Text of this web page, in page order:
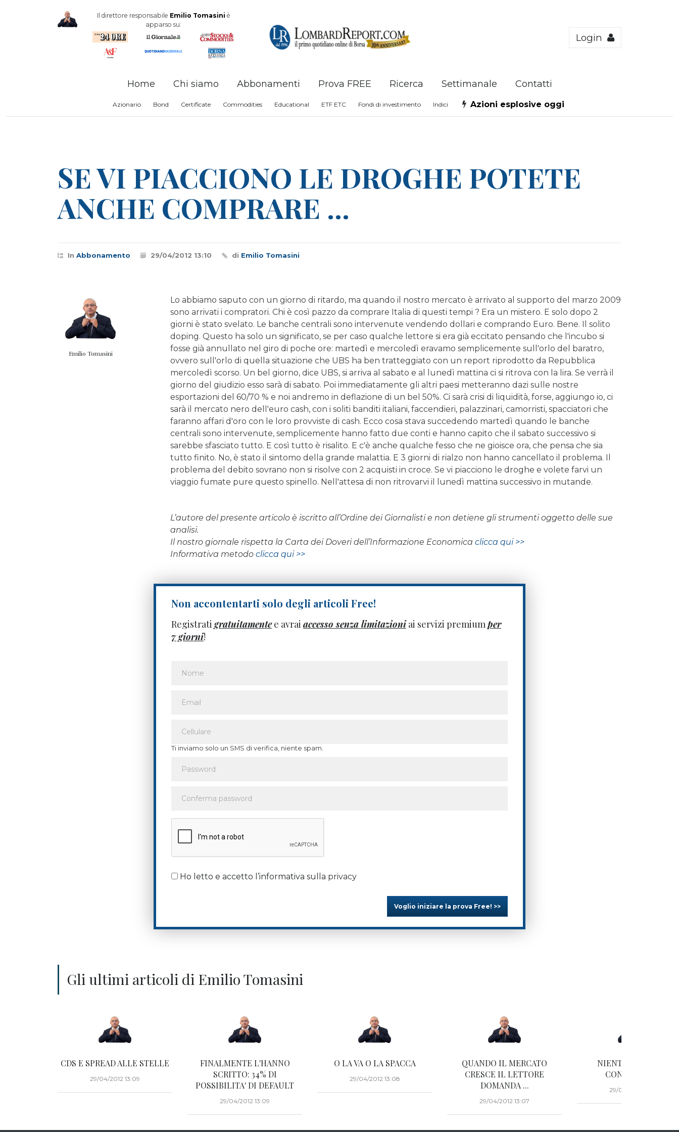
Il direttore responsabile Emilio Tomasini è
apparso su:
Login
Home Chi siamo Abbonamenti Prova FREE Ricerca Settimanale Contatti
Azionario Bond Certificate Commodities Educational ETF ETC Fondi di investimento Indici Azioni esplosive oggi
SE VI PIACCIONO LE DROGHE POTETE
ANCHE COMPRARE ...
In Abbonamento 29/04/2012 13:10 di Emilio Tomasini
Lo abbiamo saputo con un giorno di ritardo, ma quando il nostro mercato è arrivato al supporto del marzo 2009
sono arrivati i compratori. Chi è così pazzo da comprare Italia di questi tempi ? Era un mistero. E solo dopo 2
giorni è stato svelato. Le banche centrali sono intervenute vendendo dollari e comprando Euro. Bene. Il solito
doping. Questo ha solo un significato, se per caso qualche lettore si era già eccitato pensando che l'incubo si
fosse già annullato nel giro di poche ore: martedì e mercoledì eravamo semplicemente sull'orlo del baratro,
ovvero sull'orlo di quella situazione che UBS ha ben tratteggiato con un report riprodotto da Repubblica
mercoledì scorso. Un bel giorno, dice UBS, si arriva al sabato e al lunedì mattina ci si ritrova con la lira. Se verrà il
giorno del giudizio esso sarà di sabato. Poi immediatamente gli altri paesi metteranno dazi sulle nostre
esportazioni del 60/70 % e noi andremo in deflazione di un bel 50%. Ci sarà crisi di liquidità, forse, aggiungo io, ci
sarà il mercato nero dell'euro cash, con i soliti banditi italiani, faccendieri, palazzinari, camorristi, spacciatori che
faranno affari d'oro con le loro provviste di cash. Ecco cosa stava succedendo martedì quando le banche
centrali sono intervenute, semplicemente hanno fatto due conti e hanno capito che il sabato successivo si
sarebbe sfasciato tutto. E così tutto è risalito. E c'è anche qualche fesso che ne gioisce ora, che pensa che sia
tutto finito. No, è stato il sintomo della grande malattia. E 3 giorni di rialzo non hanno cancellato il problema. Il
problema del debito sovrano non si risolve con 2 acquisti in croce. Se vi piacciono le droghe e volete farvi un
viaggio fumate pure questo spinello. Nell'attesa di non ritrovarvi il lunedì mattina successivo in mutande.
L’autore del presente articolo è iscritto all’Ordine dei Giornalisti e non detiene gli strumenti oggetto delle sue
analisi.
Il nostro giornale rispetta la Carta dei Doveri dell’Informazione Economicaclicca qui >>
Informativa metodoclicca qui >>
Emilio Tomasini
Non accontentarti solo degli articoli Free!
Registrati gratuitamentee avrai accesso senza limitazioniai servizi premiumper
7 giorni!
Ti inviamo solo un SMS di verifica, niente spam.
Ho letto e accetto l’informativa sulla privacy
Voglio iniziare la prova Free! >>
Gli ultimi articoli di Emilio Tomasini
CDS E SPREAD ALLE STELLE
29/04/2012 13:09
FINALMENTE L'HANNO
SCRITTO: 34% DI
POSSIBILITA' DI DEFAULT
29/04/2012 13:09
O LA VA O LA SPACCA
29/04/2012 13:08
QUANDO IL MERCATO
CRESCE IL LETTORE
DOMANDA ...
29/04/2012 13:07
NIENTE DI NUOVO:
CONGESTIONE
29/04/2012 13:06